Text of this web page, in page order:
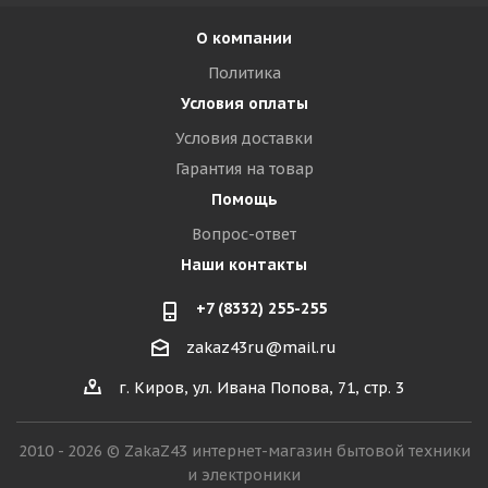
О компании
Политика
Условия оплаты
Условия доставки
Гарантия на товар
Помощь
Вопрос-ответ
Наши контакты
+7 (8332) 255-255
zakaz43ru@mail.ru
г. Киров, ул. Ивана Попова, 71, стр. 3
2010 - 2026 © ZakaZ43 интернет-магазин бытовой техники
и электроники